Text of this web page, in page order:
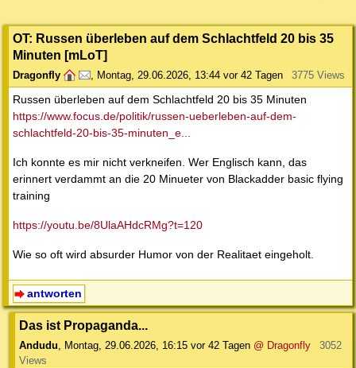
OT: Russen überleben auf dem Schlachtfeld 20 bis 35
Minuten [mLoT]
Dragonfly , Montag, 29.06.2026, 13:44 vor 42 Tagen 3775 Views
Russen überleben auf dem Schlachtfeld 20 bis 35 Minuten
https://www.focus.de/politik/russen-ueberleben-auf-dem-
schlachtfeld-20-bis-35-minuten_e...
Ich konnte es mir nicht verkneifen. Wer Englisch kann, das
erinnert verdammt an die 20 Minueter von Blackadder basic flying
training
https://youtu.be/8UlaAHdcRMg?t=120
Wie so oft wird absurder Humor von der Realitaet eingeholt.
antworten
Das ist Propaganda...
Andudu, Montag, 29.06.2026, 16:15 vor 42 Tagen @ Dragonfly
3052
Views